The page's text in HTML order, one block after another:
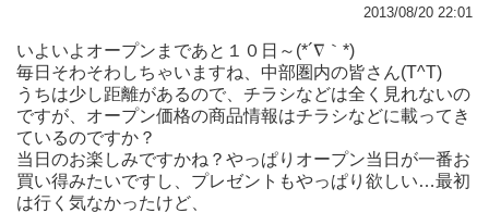
2013/08/20 22:01
いよいよオープンまであと１０日～(*´∇｀*)
毎日そわそわしちゃいますね、中部圏内の皆さん(T^T)
うちは少し距離があるので、チラシなどは全く見れないの
ですが、オープン価格の商品情報はチラシなどに載ってき
ているのですか？
当日のお楽しみですかね？やっぱりオープン当日が一番お
買い得みたいですし、プレゼントもやっぱり欲しい…最初
は行く気なかったけど、